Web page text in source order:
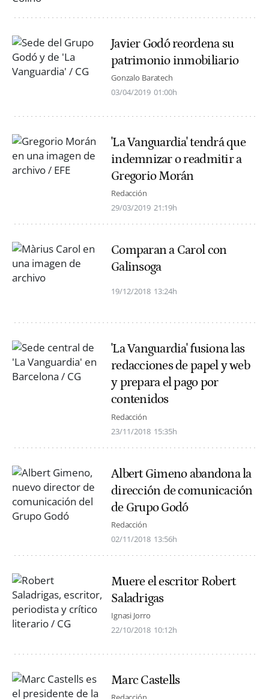
Javier Godó reordena su
patrimonio inmobiliario
Gonzalo Baratech
03/04/2019 01:00h
'La Vanguardia' tendrá que
indemnizar o readmitir a
Gregorio Morán
Redacción
29/03/2019 21:19h
Comparan a Carol con
Galinsoga
19/12/2018 13:24h
'La Vanguardia' fusiona las
redacciones de papel y web
y prepara el pago por
contenidos
Redacción
23/11/2018 15:35h
Albert Gimeno abandona la
dirección de comunicación
de Grupo Godó
Redacción
02/11/2018 13:56h
Muere el escritor Robert
Saladrigas
Ignasi Jorro
22/10/2018 10:12h
Marc Castells